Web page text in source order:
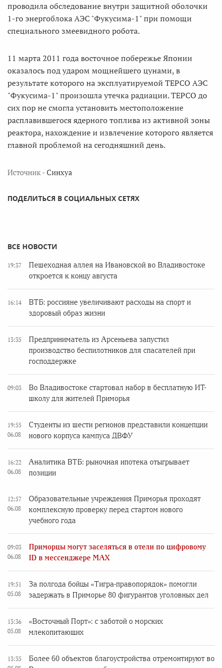
проводила обследование внутри защитной оболочки
1-го энергоблока АЭС "Фукусима-1" при помощи
специального змеевидного робота.
11 марта 2011 года восточное побережье Японии
оказалось под ударом мощнейшего цунами, в
результате которого на эксплуатируемой TEPCO АЭС
"Фукусима-1" произошла утечка радиации. TEPCO до
сих пор не смогла установить местоположение
расплавившегося ядерного топлива из активной зоны
реактора, нахождение и извлечение которого является
главной проблемой на сегодняшний день.
Источник -Синхуа
ПОДЕЛИТЬСЯ В СОЦИАЛЬНЫХ СЕТЯХ
ВСЕ НОВОСТИ
19:37
Пешеходная аллея на Ивановской во Владивостоке
откроется к концу августа
16:14
ВТБ: россияне увеличивают расходы на спорт и
здоровый образ жизни
13:35
Предприниматель из Арсеньева запустил
производство беспилотников для спасателей при
господдержке
09:03
Во Владивостоке стартовал набор в бесплатную ИТ-
школу для жителей Приморья
19:55
06.08
Студенты из шести регионов представили концепции
нового корпуса кампуса ДВФУ
16:22
06.08
Аналитика ВТБ: рыночная ипотека отыгрывает
позиции
12:57
06.08
Образовательные учреждения Приморья проходят
комплексную проверку перед стартом нового
учебного года
09:03
06.08
Приморцы могут заселяться в отели по цифровому
ID в мессенджере MAX
19:51
05.08
За полгода бойцы «Тигра-правопорядок» помогли
задержать в Приморье 80 фигурантов уголовных дел
13:36
05.08
«Восточный Порт»: с заботой о морских
млекопитающих
13:35
Более 60 объектов благоустройства отремонтируют во